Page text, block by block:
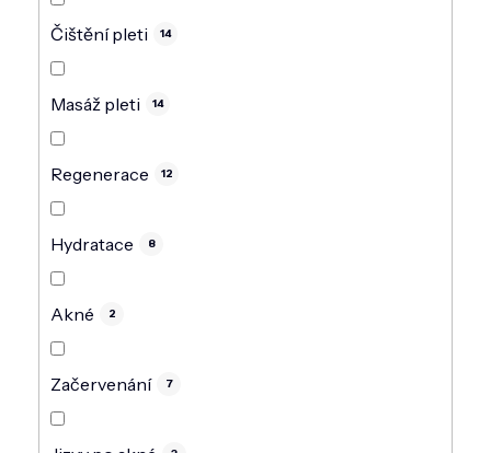
Čištění pleti 14
Masáž pleti 14
Regenerace 12
Hydratace 8
Akné 2
Začervenání 7